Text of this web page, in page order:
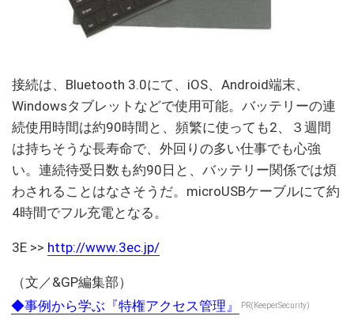
接続は、Bluetooth 3.0にて、iOS、Android端末、
Windowsタブレットなどで使用可能。バッテリーの連
続使用時間は約90時間と、頻繁に使っても2、３週間
は持ちそうな長寿命で、外回りの多い仕事でも心強
い。連続待受日数も約90日と、バッテリー関係では煩
わされることはなさそうだ。microUSBケーブルにて約
4時間でフル充電となる。
3E >> http://www.3ec.jp/
（文／&GP編集部）
◆事例から学ぶ『特権アクセス管理』
PR(KeeperSecurity)